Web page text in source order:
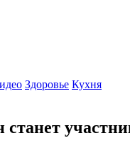
Здоровье Кухня